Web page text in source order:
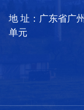
地 址：广东省广
单元